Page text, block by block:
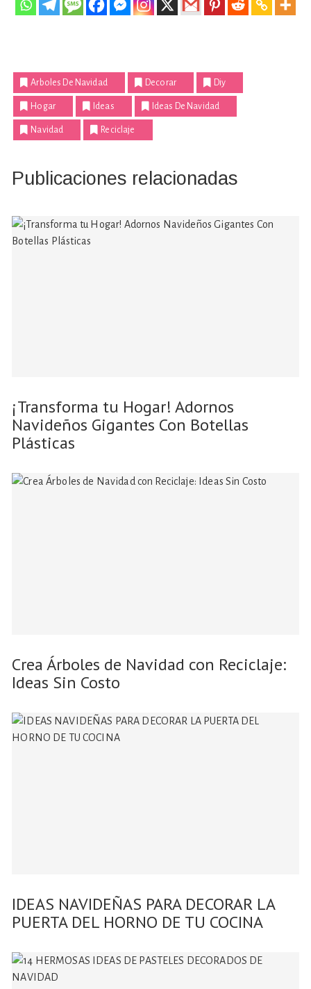
Arboles De Navidad Decorar Diy
Hogar Ideas Ideas De Navidad
Navidad Reciclaje
Publicaciones relacionadas
¡Transforma tu Hogar! Adornos
Navideños Gigantes Con Botellas
Plásticas
Crea Árboles de Navidad con Reciclaje:
Ideas Sin Costo
IDEAS NAVIDEÑAS PARA DECORAR LA
PUERTA DEL HORNO DE TU COCINA